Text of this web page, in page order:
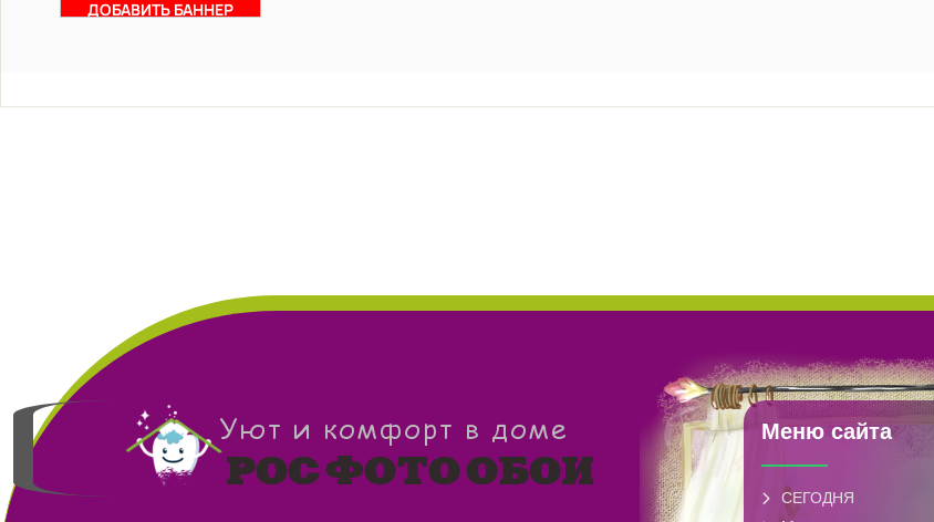
ДОБАВИТЬ БАННЕР
Меню сайта
СЕГОДНЯ